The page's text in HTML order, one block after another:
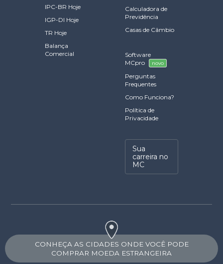
IPC-BR Hoje
IGP-DI Hoje
TR Hoje
Balança
Comercial
Calculadora de
Previdência
Casas de Câmbio
Software
MCpro
novo
Perguntas
Frequentes
Como Funciona?
Política de
Privacidade
Sua
carreira no
MC
CONHEÇA AS CIDADES ONDE VOCÊ PODE
COMPRAR MOEDA ESTRANGEIRA